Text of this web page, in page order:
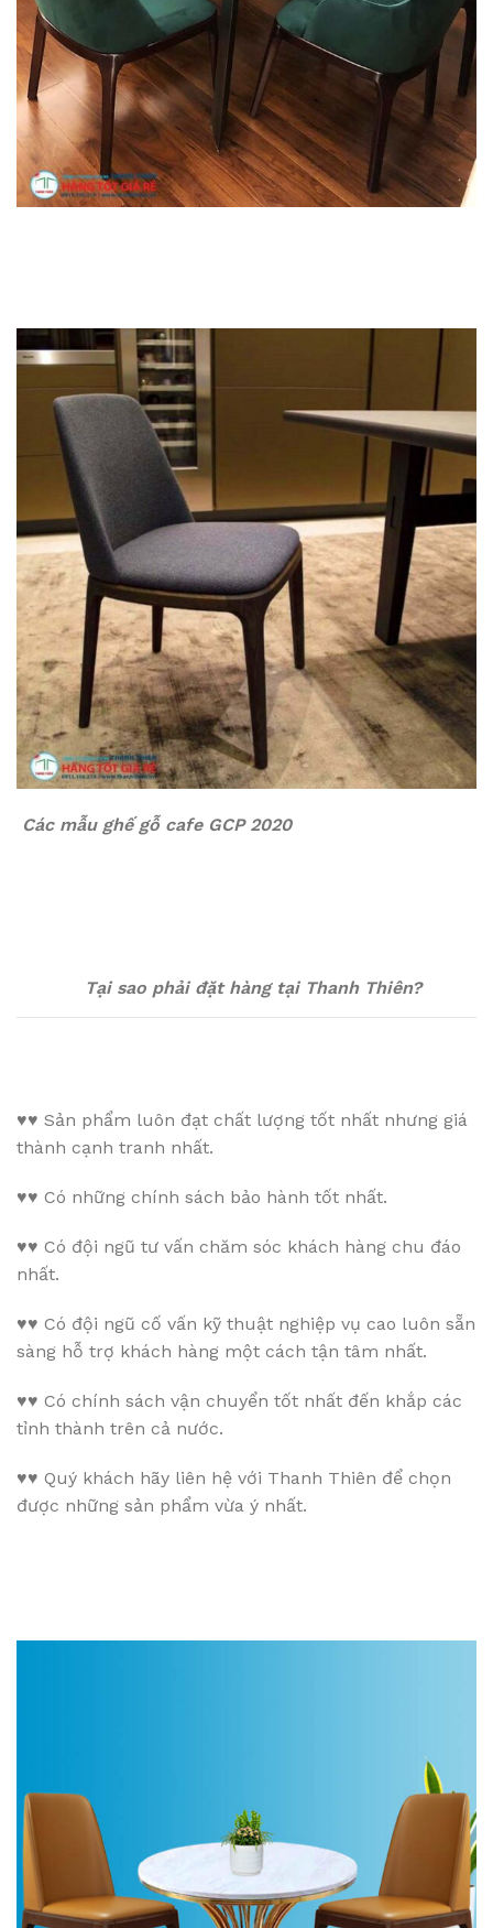
Các mẫu ghế gỗ cafe GCP 2020
Tại sao phải đặt hàng tại Thanh Thiên?
♥♥ Sản phẩm luôn đạt chất lượng tốt nhất nhưng giá
thành cạnh tranh nhất.
♥♥ Có những chính sách bảo hành tốt nhất.
♥♥ Có đội ngũ tư vấn chăm sóc khách hàng chu đáo
nhất.
♥♥ Có đội ngũ cố vấn kỹ thuật nghiệp vụ cao luôn sẵn
sàng hỗ trợ khách hàng một cách tận tâm nhất.
♥♥ Có chính sách vận chuyển tốt nhất đến khắp các
tỉnh thành trên cả nước.
♥♥ Quý khách hãy liên hệ với Thanh Thiên để chọn
được những sản phẩm vừa ý nhất.